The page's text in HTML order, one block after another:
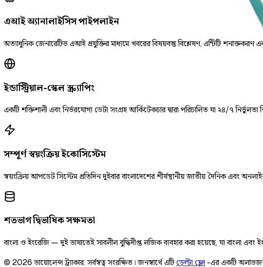
এআই অ্যানালাইসিস পাইপলাইন
অত্যাধুনিক জেনারেটিভ এআই প্রযুক্তির মাধ্যমে খবরের বিষয়বস্তু বিশ্লেষণ, এন্টিটি শনাক্তকরণ
ইন্ডাস্ট্রিয়াল-স্কেল স্ক্র্যাপিং
একটি শক্তিশালী এবং নির্ভরযোগ্য ডেটা সংগ্রহ আর্কিটেকচার দ্বারা পরিচালিত যা ২৪/৭ নির্ভুলতা
সম্পূর্ণ স্বয়ংক্রিয় ইকোসিস্টেম
স্বয়ংক্রিয় আপডেট সিস্টেম প্রতিদিন দুইবার বাংলাদেশের শীর্ষস্থানীয় জাতীয় দৈনিক এবং
শতভাগ দ্বিভাষিক সক্ষমতা
বাংলা ও ইংরেজি — দুই ভাষাতেই সাবলীল বুদ্ধিদীপ্ত লজিক ব্যবহার করা হয়েছে, যা বাংলা
© 2026 ভায়োলেন্স ট্র্যাকার.সর্বস্বত্ব সংরক্ষিত। জনস্বার্থে এটিডেল্টা ফ্লো -এর একটি